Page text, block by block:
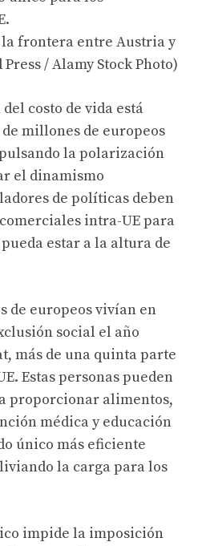
frontera entre Austria y
/ Alamy Stock Photo)
costo de vida está
millones de europeos
la polarización
el dinamismo
de políticas deben
intra-UE para
estar a la altura de
de europeos vivían en
social el año
más de una quinta parte
Estas personas pueden
proporcionar alimentos,
médica y educación
único más eficiente
la carga para los
impide la imposición